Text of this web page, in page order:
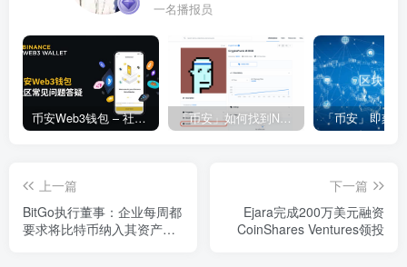
一名播报员
币安Web3钱包 – 社区常见问题答疑 「币安」如何找到NFT合约地址？
上一篇
BitGo执行董事：企业每周都
要求将比特币纳入其资产负
下一篇
Ejara完成200万美元融资
CoinShares Ventures领投